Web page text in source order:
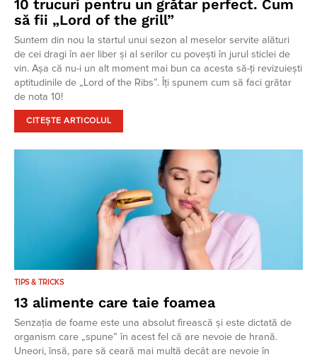
10 trucuri pentru un grătar perfect. Cum
să fii „Lord of the grill”
Suntem din nou la startul unui sezon al meselor servite alături
de cei dragi în aer liber și al serilor cu povești în jurul sticlei de
vin. Așa că nu-i un alt moment mai bun ca acesta să-ți revizuiești
aptitudinile de „Lord of the Ribs”. Îți spunem cum să faci grătar
de nota 10!
CITEȘTE ARTICOLUL
TIPS & TRICKS
13 alimente care taie foamea
Senzația de foame este una absolut firească și este dictată de
organism care „spune” în acest fel că are nevoie de hrană.
Uneori, însă, pare să ceară mai multă decât are nevoie în